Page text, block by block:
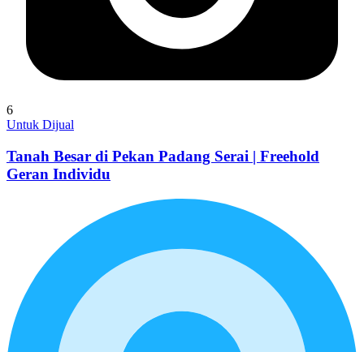
6
Untuk Dijual
Tanah Besar di Pekan Padang Serai | Freehold
Geran Individu